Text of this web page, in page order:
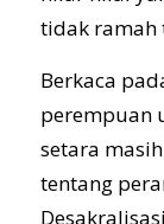
tidak ramah
Berkaca
perempuan
setara
tentang